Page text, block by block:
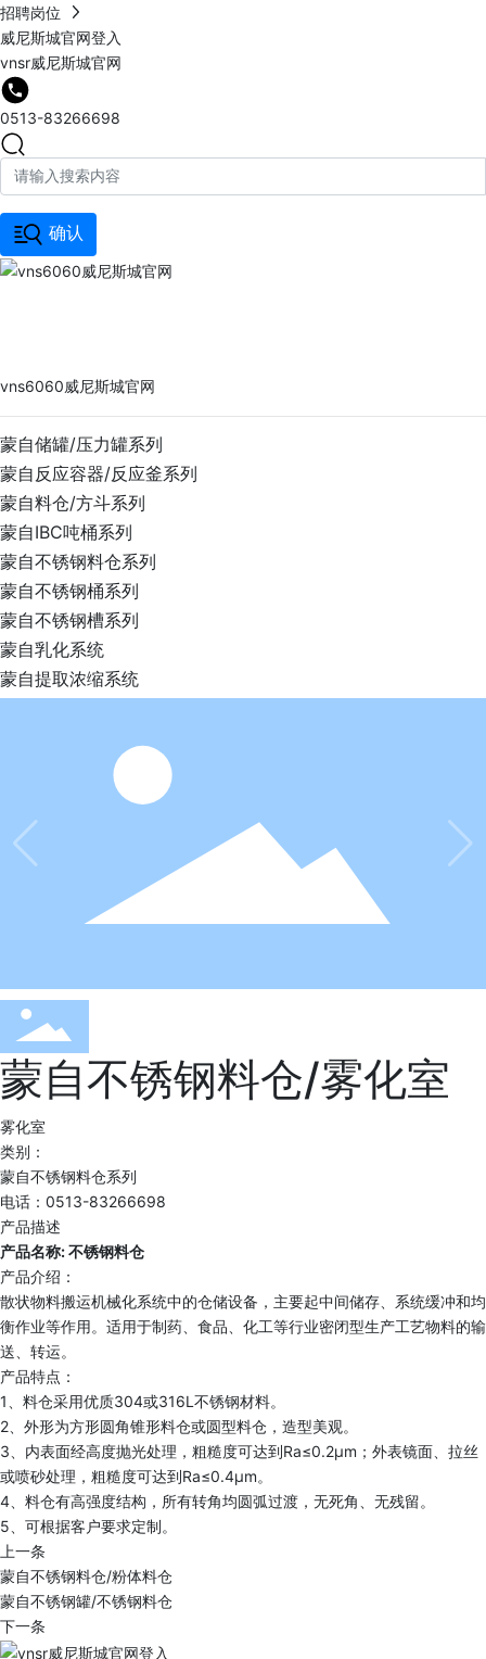
招聘岗位
威尼斯城官网登入
vnsr威尼斯城官网
0513-83266698
确认
vns6060威尼斯城官网
蒙自储罐/压力罐系列
蒙自反应容器/反应釜系列
蒙自料仓/方斗系列
蒙自IBC吨桶系列
蒙自不锈钢料仓系列
蒙自不锈钢桶系列
蒙自不锈钢槽系列
蒙自乳化系统
蒙自提取浓缩系统
蒙自不锈钢料仓/雾化室
雾化室
类别：
蒙自不锈钢料仓系列
电话：0513-83266698
产品描述
产品名称: 不锈钢料仓
产品介绍：
散状物料搬运机械化系统中的仓储设备，主要起中间储存、系统缓冲和均
衡作业等作用。适用于制药、食品、化工等行业密闭型生产工艺物料的输
送、转运。
产品特点：
1、料仓采用优质304或316L不锈钢材料。
2、外形为方形圆角锥形料仓或圆型料仓，造型美观。
3、内表面经高度抛光处理，粗糙度可达到Ra≤0.2μm；外表镜面、拉丝
或喷砂处理，粗糙度可达到Ra≤0.4μm。
4、料仓有高强度结构，所有转角均圆弧过渡，无死角、无残留。
5、可根据客户要求定制。
上一条
蒙自不锈钢料仓/粉体料仓
蒙自不锈钢罐/不锈钢料仓
下一条